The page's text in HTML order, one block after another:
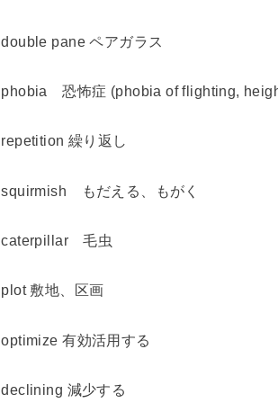
double pane ペアガラス
phobia 恐怖症 (phobia of flighting,
repetition 繰り返し
squirmish もだえる、もがく
caterpillar 毛虫
plot 敷地、区画
optimize 有効活用する
declining 減少する